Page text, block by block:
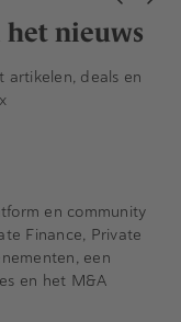
het nieuws
artikelen, deals en
en community
Finance, Private
een
en het M&A